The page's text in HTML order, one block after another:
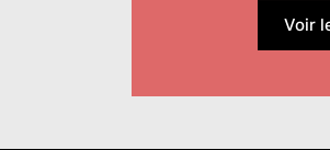
Voir